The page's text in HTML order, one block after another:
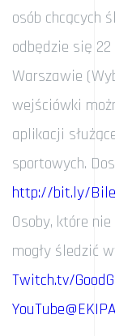
osób chcących
odbędzie się
Warszawie
wejściówki
aplikacji
sportowych.
http://bit.ly/
Osoby, które
mogły śledzić
Twitch.tv/